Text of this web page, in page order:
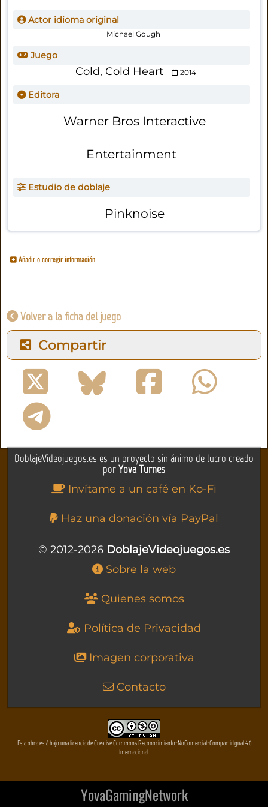
Actor idioma original
Michael Gough
Juego
Cold, Cold Heart 2014
Editora
Warner Bros Interactive
Entertainment
Estudio de doblaje
Pinknoise
Añadir o corregir información
Volver a la ficha del juego
Compartir
DoblajeVideojuegos.es es un proyecto sin ánimo de lucro creado
porYova Turnes
Invítame a un café en Ko-Fi
Haz una donación vía PayPal
© 2012-2026 DoblajeVideojuegos.es
Sobre la web
Quienes somos
Política de Privacidad
Imagen corporativa
Contacto
Esta obra está bajo una licencia de Creative Commons Reconocimiento-NoComercial-CompartirIgual 4.0
Internacional
YovaGamingNetwork